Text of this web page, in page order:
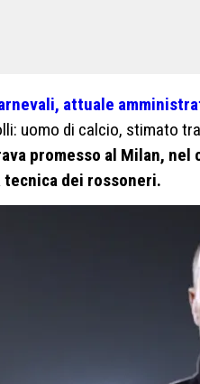
attuale
uomo di calcio, stimato
promesso al Milan,
dei rossoneri.